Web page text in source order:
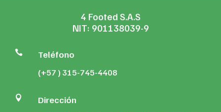
4 Footed S.A.S
NIT: 901138039-9
 Teléfono
(+57 ) 315-745-4408
 Dirección